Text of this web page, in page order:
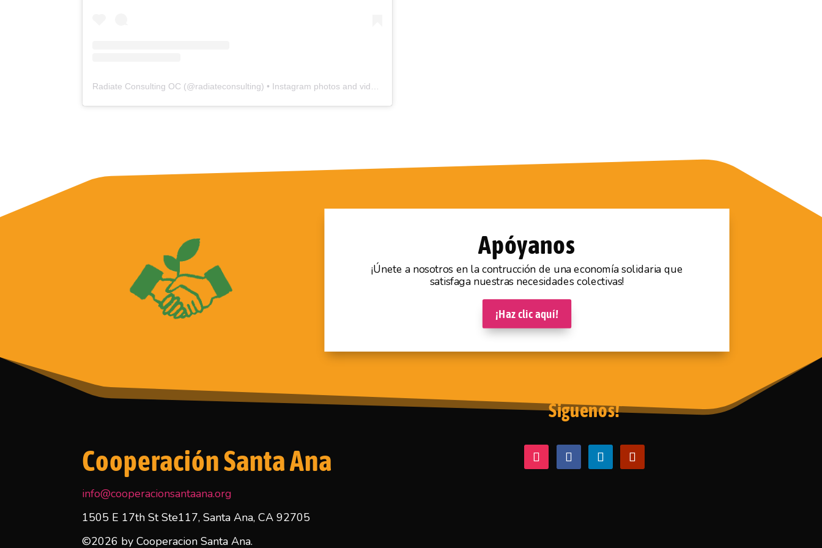
Radiate Consulting OC (@radiateconsulting) • Instagram photos and videos
Apóyanos
¡Únete a nosotros en la contrucción de una economía solidaria que
satisfaga nuestras necesidades colectivas!
¡Haz clic aquí!
Cooperación Santa Ana
info@cooperacionsantaana.org
1505 E 17th St Ste117, Santa Ana, CA 92705
©2026 by Cooperacion Santa Ana.
Siguenos!